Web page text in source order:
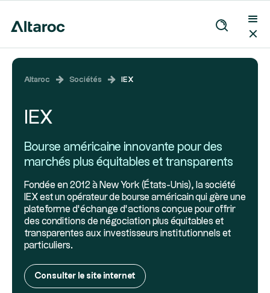
Altaroc Sociétés IEX
IEX
Bourse américaine innovante pour des
marchés plus équitables et transparents
Fondée en 2012 à New York (États-Unis), la société
IEX est un opérateur de bourse américain qui gère une
plateforme d’échange d’actions conçue pour offrir
des conditions de négociation plus équitables et
transparentes aux investisseurs institutionnels et
particuliers.
Consulter le site internet